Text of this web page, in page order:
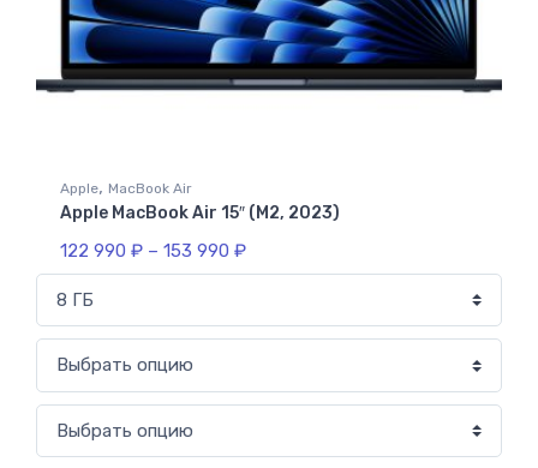
Apple, MacBook Air
Apple MacBook Air 15″ (M2, 2023)
122 990 ₽ – 153 990 ₽